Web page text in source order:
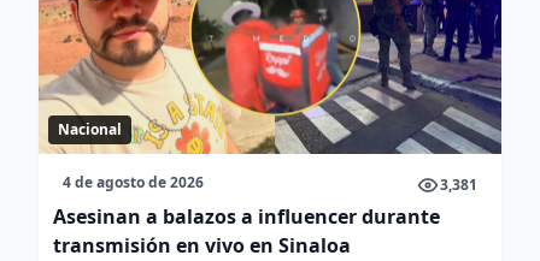
Nacional
4 de agosto de 2026 3,381
Asesinan a balazos a influencer durante
transmisión en vivo en Sinaloa